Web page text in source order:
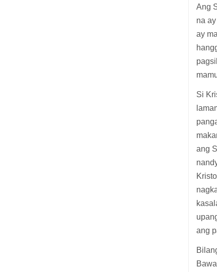
Ang
na
ay
Si
ang
ang